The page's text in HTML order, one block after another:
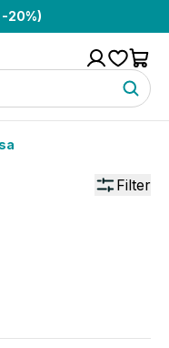
20%)
Filter